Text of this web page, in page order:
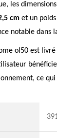
les
cm et un
notable dans
ol50 est
ce